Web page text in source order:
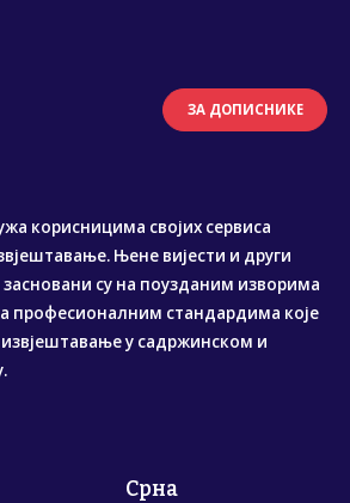
ЗА ДОПИСНИКЕ
корисницима својих сервиса
Њене вијести и други
су на поузданим изворима
професионалним стандардима које
у садржинском и
Срна